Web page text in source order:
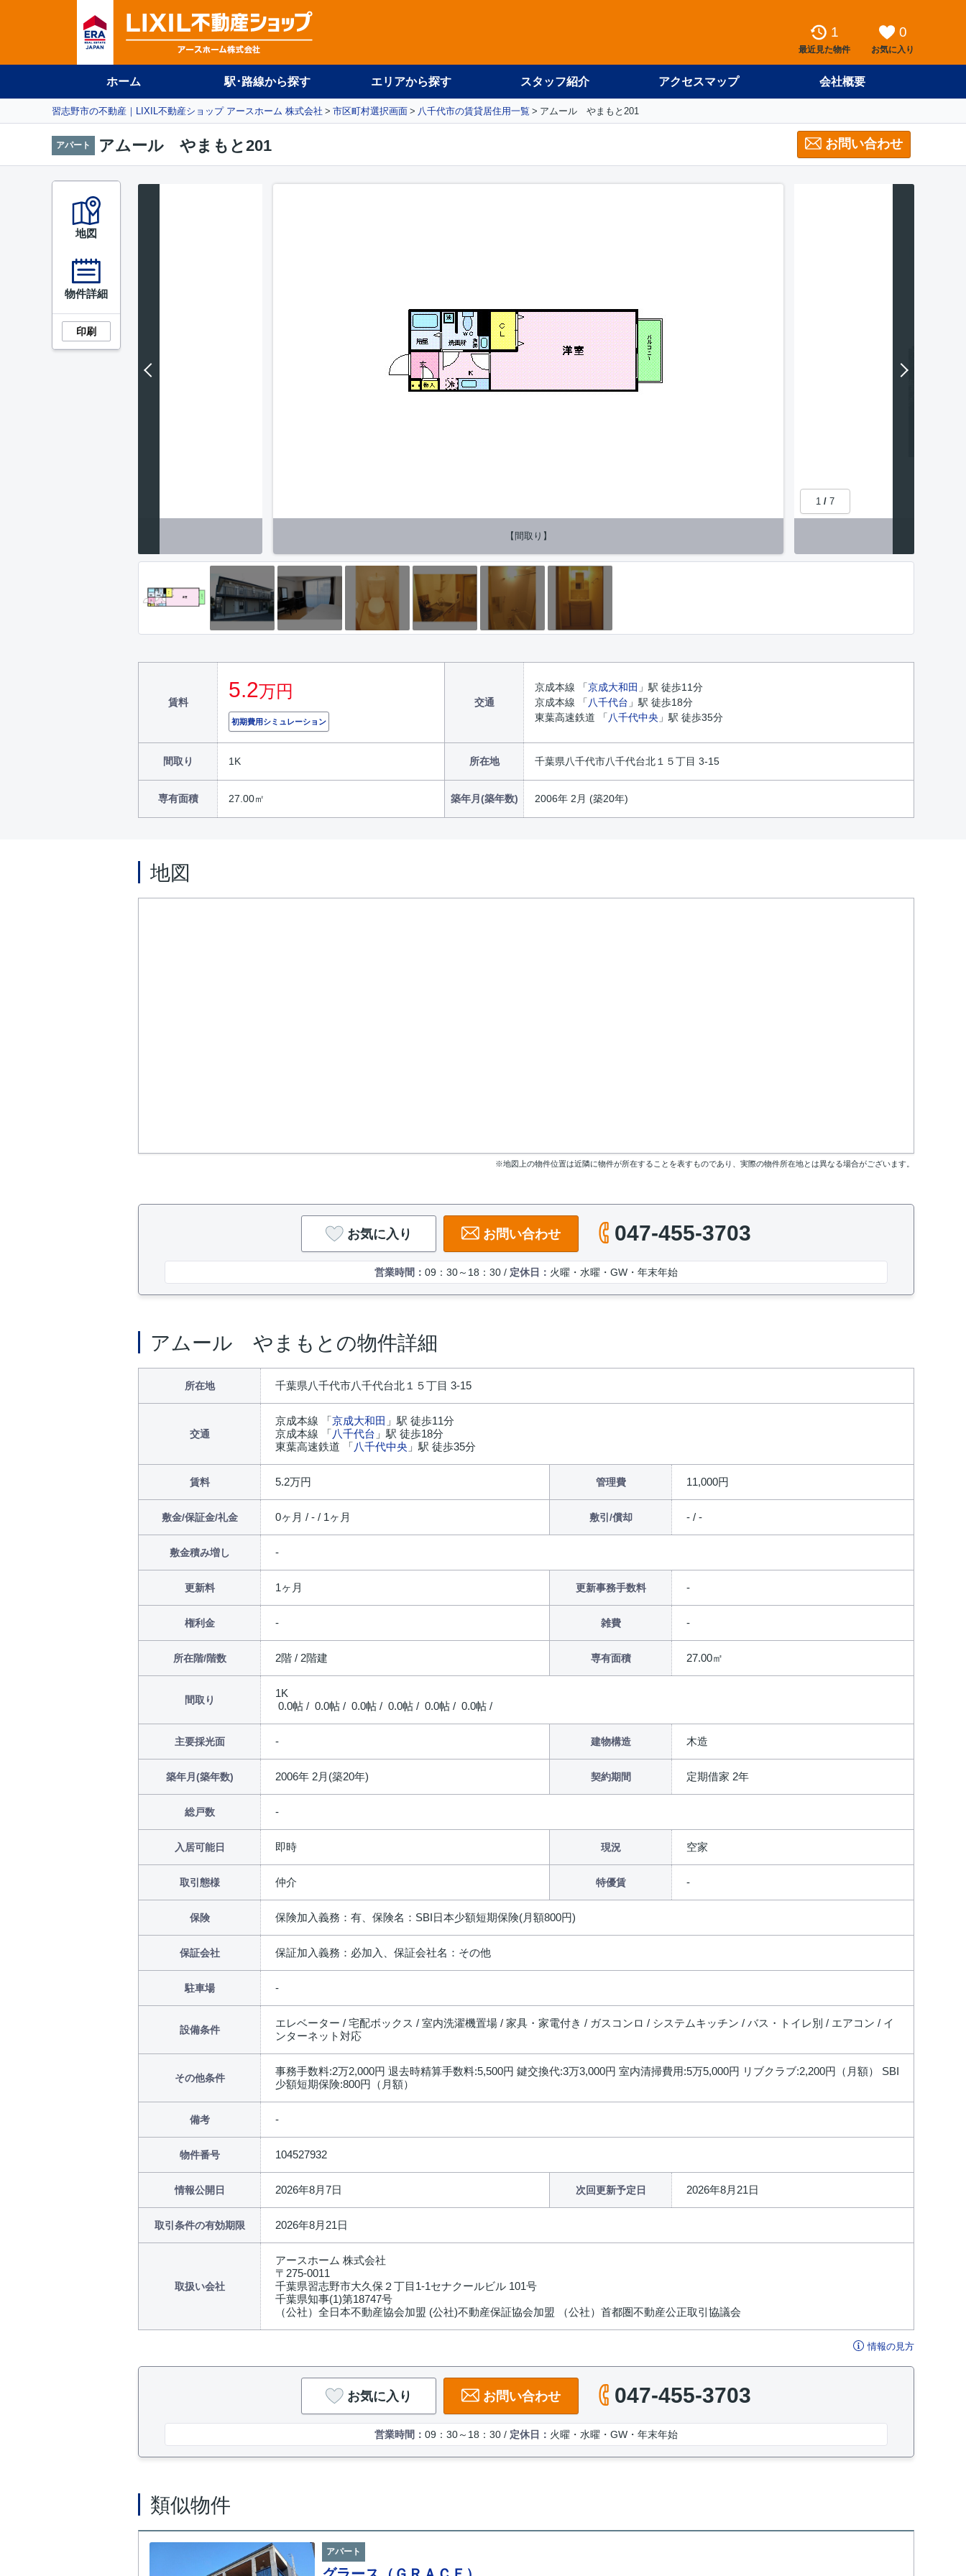
1
最近見た物件
0
お気に入り
ホーム 駅･路線から探す エリアから探す スタッフ紹介 アクセスマップ 会社概要
習志野市の不動産｜LIXIL不動産ショップ アースホーム 株式会社 市区町村選択画面 八千代市の賃貸居住用一覧 アムール やまもと201
アパート アムール やまもと201 お問い合わせ
1 / 7
【間取り】
賃料
5.2万円
初期費用シミュレーション
交通
京成本線 「京成大和田 」駅 徒歩11分
京成本線 「 八千代台 」駅 徒歩18分
東葉高速鉄道 「 八千代中央 」駅 徒歩35分
間取り 1K 所在地 千葉県八千代市八千代台北１５丁目 3-15
専有面積 27.00㎡ 築年月(築年数) 2006年 2月 (築20年)
地図
物件詳細
印刷
地図
※地図上の物件位置は近隣に物件が所在することを表すものであり、実際の物件所在地とは異なる場合がございます。
お気に入り お問い合わせ 047-455-3703
営業時間： 09：30～18：30 / 定休日： 火曜・水曜・GW・年末年始
アムール やまもとの物件詳細
所在地 千葉県八千代市八千代台北１５丁目 3-15
交通
京成本線 「京成大和田 」駅 徒歩11分
京成本線 「八千代台 」駅 徒歩18分
東葉高速鉄道 「八千代中央 」駅 徒歩35分
賃料 5.2万円 管理費 11,000円
敷金/保証金/礼金 0ヶ月 / - / 1ヶ月 敷引/償却 - / -
敷金積み増し
更新料 1ヶ月 更新事務手数料
権利金 雑費
所在階/階数 2階 / 2階建 専有面積 27.00㎡
間取り
1K
0.0帖 / 0.0帖 / 0.0帖 / 0.0帖 / 0.0帖 / 0.0帖 /
主要採光面 建物構造 木造
築年月(築年数) 2006年 2月(築20年) 契約期間 定期借家 2年
総戸数
入居可能日 即時 現況 空家
取引態様 仲介 特優賃
保険 保険加入義務：有、保険名：SBI日本少額短期保険(月額800円)
保証会社 保証加入義務：必加入、保証会社名：その他
駐車場
設備条件
エレベーター / 宅配ボックス / 室内洗濯機置場 / 家具・家電付き / ガスコンロ / システムキッチン / バス・トイレ別 / エアコン / イ
ンターネット対応
その他条件
事務手数料:2万2,000円 退去時精算手数料:5,500円 鍵交換代:3万3,000円 室内清掃費用:5万5,000円 リブクラブ:2,200円（月額） SBI
少額短期保険:800円（月額）
備考
物件番号 104527932
情報公開日 2026年8月7日 次回更新予定日 2026年8月21日
取引条件の有効期限 2026年8月21日
取扱い会社
アースホーム 株式会社
〒275-0011
千葉県習志野市大久保２丁目1-1セナクールビル 101号
千葉県知事(1)第18747号
（公社）全日本不動産協会加盟 (公社)不動産保証協会加盟 （公社）首都圏不動産公正取引協議会
情報の見方
お気に入り お問い合わせ 047-455-3703
営業時間： 09：30～18：30 / 定休日： 火曜・水曜・GW・年末年始
類似物件
アパート